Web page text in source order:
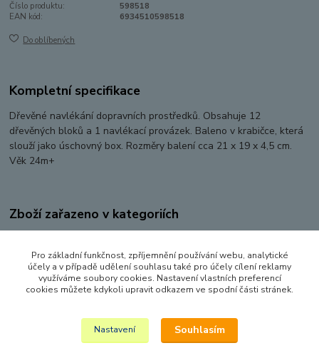
Číslo produktu:
598518
EAN kód:
6934510598518
Do oblíbených
Kompletní specifikace
Dřevěné navlékání dopravních prostředků. Obsahuje 12
dřevěných bloků a 1 navlékací provázek. Baleno v krabičce, která
slouží jako úschovný box. Rozměry balení cca 21 x 19 x 4,5 cm.
Věk 24m+
Zboží zařazeno v kategoriích
DŘEVĚNÉ HRAČKY
DIDAKTICKÉ HRAČKY
Pro základní funkčnost, zpříjemnění používání webu, analytické
účely a v případě udělení souhlasu také pro účely cílení reklamy
využíváme soubory cookies. Nastavení vlastních preferencí
cookies můžete kdykoli upravit odkazem ve spodní části stránek.
Nastavení Souhlasím